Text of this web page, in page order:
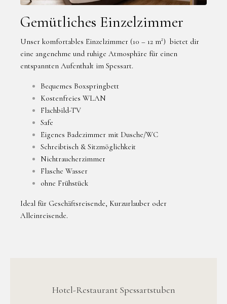
Gemütliches Einzelzimmer
Unser komfortables Einzelzimmer (10 – 12 m²) bietet dir
eine angenehme und ruhige Atmosphäre für einen
entspannten Aufenthalt im Spessart.
Bequemes Boxspringbett
Kostenfreies WLAN
Flachbild-TV
Safe
Eigenes Badezimmer mit Dusche/WC
Schreibtisch & Sitzmöglichkeit
Nichtraucherzimmer
Flasche Wasser
ohne Frühstück
Ideal für Geschäftsreisende, Kurzurlauber oder
Alleinreisende.
Hotel-Restaurant Spessartstuben